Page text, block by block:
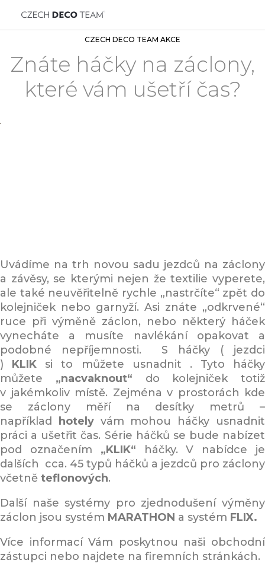
CZECH DECO TEAM AKCE
Znáte háčky na záclony,
které vám ušetří čas?
Uvádíme na trh novou sadu jezdců na záclony
a závěsy, se kterými nejen že textilie vyperete,
ale také neuvěřitelně rychle „nastrčíte“ zpět do
kolejniček nebo garnyží. Asi znáte „odkrvené“
ruce při výměně záclon, nebo některý háček
vynecháte a musíte navlékání opakovat a
podobné nepříjemnosti. S háčky ( jezdci
) KLIK si to můžete usnadnit . Tyto háčky
můžete „nacvaknout“ do kolejniček totiž
v jakémkoliv místě. Zejména v prostorách kde
se záclony měří na desítky metrů –
například
hotelyvám mohou háčky usnadnit
práci a ušetřit čas. Série háčků se bude nabízet
pod označením „KLIK“ háčky. V nabídce je
dalších cca. 45 typů háčků a jezdců pro záclony
včetně teflonových.
Další naše systémy pro zjednodušení výměny
záclon jsou systém MARATHON a systém FLIX.
Více informací Vám poskytnou naši obchodní
zástupci nebo najdete na firemních stránkách.